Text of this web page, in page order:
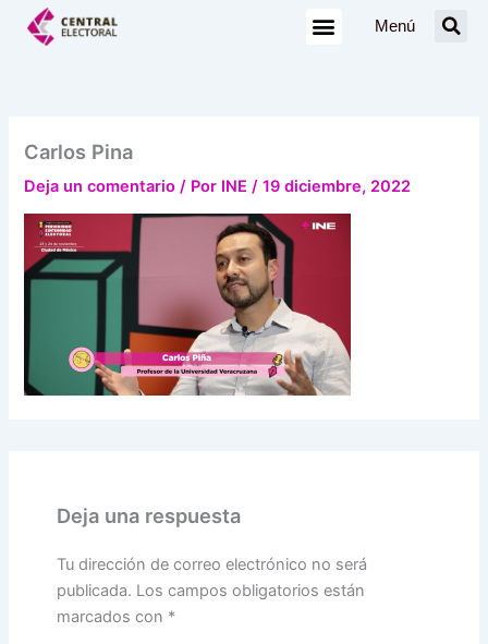
Menú
Carlos Pina
Deja un comentario / Por INE/19 diciembre, 2022
Deja una respuesta
Tu dirección de correo electrónico no será
publicada. Los campos obligatorios están
marcados con *